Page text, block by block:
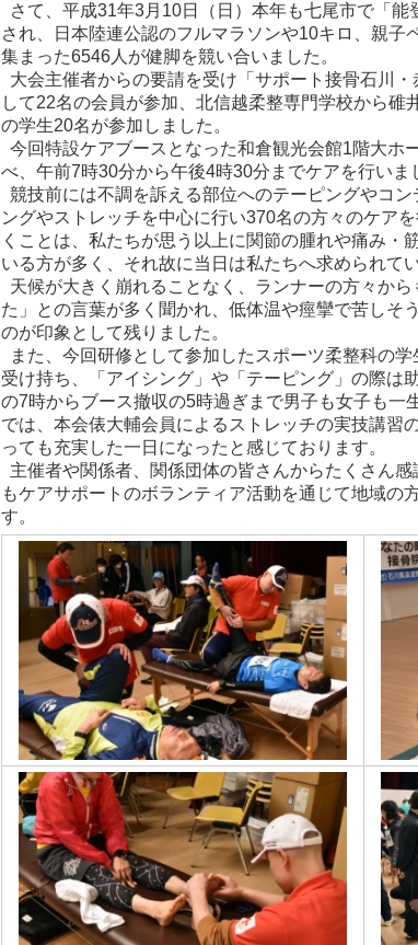
さて、平成31年3月10日（日）本年も七尾市で「
され、日本陸連公認のフルマラソンや10キロ、親子
集まった6546人が健脚を競い合いました。
大会主催者からの要請を受け「サポート接骨石川
して22名の会員が参加、北信越柔整専門学校から碓
の学生20名が参加しました。
今回特設ケアブースとなった和倉観光会館1階大ホ
べ、午前7時30分から午後4時30分までケアを行いま
競技前には不調を訴える部位へのテーピングやコ
ングやストレッチを中心に行い370名の方々のケア
くことは、私たちが思う以上に関節の腫れや痛み・
いる方が多く、それ故に当日は私たちへ求められて
天候が大きく崩れることなく、ランナーの方々か
た」との言葉が多く聞かれ、低体温や痙攣で苦しそ
のが印象として残りました。
また、今回研修として参加したスポーツ柔整科の
受け持ち、「アイシング」や「テーピング」の際は
の7時からブース撤収の5時過ぎまで男子も女子も一
では、本会俵大輔会員によるストレッチの実技講習
っても充実した一日になったと感じております。
主催者や関係者、関係団体の皆さんからたくさん
もケアサポートのボランティア活動を通じて地域の
す。